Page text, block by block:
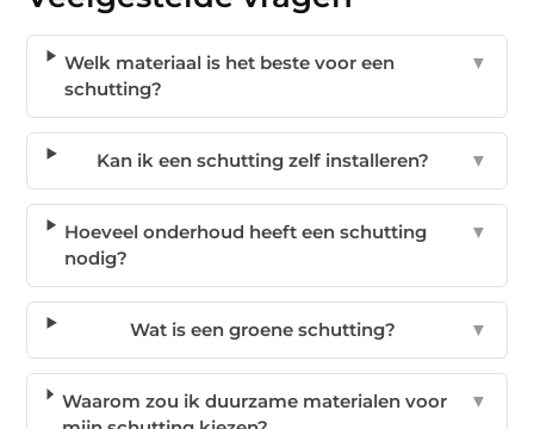
Welk materiaal is het beste voor een
schutting?
▼
Kan ik een schutting zelf installeren? ▼
Hoeveel onderhoud heeft een schutting
nodig?
▼
Wat is een groene schutting? ▼
Waarom zou ik duurzame materialen voor
▼